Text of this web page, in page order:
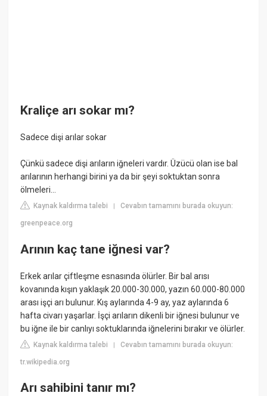
Kraliçe arı sokar mı?
Sadece dişi arılar sokar
Çünkü sadece dişi arıların iğneleri vardır. Üzücü olan ise bal
arılarının herhangi birini ya da bir şeyi soktuktan sonra
ölmeleri…
Kaynak kaldırma talebi |Cevabın tamamını burada okuyun:
greenpeace.org
Arının kaç tane iğnesi var?
Erkek arılar çiftleşme esnasında ölürler. Bir bal arısı
kovanında kışın yaklaşık 20.000-30.000, yazın 60.000-80.000
arası işçi arı bulunur. Kış aylarında 4-9 ay, yaz aylarında 6
hafta civarı yaşarlar. İşçi arıların dikenli bir iğnesi bulunur ve
bu iğne ile bir canlıyı soktuklarında iğnelerini bırakır ve ölürler.
Kaynak kaldırma talebi |Cevabın tamamını burada okuyun:
tr.wikipedia.org
Arı sahibini tanır mı?